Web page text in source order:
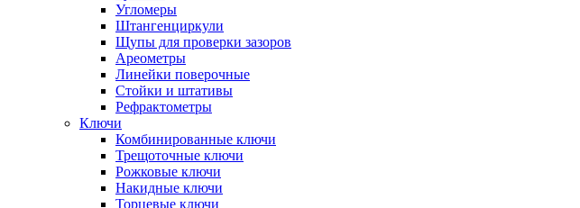
Угломеры
Штангенциркули
Щупы для проверки зазоров
Ареометры
Линейки поверочные
Стойки и штативы
Рефрактометры
Ключи
Комбинированные ключи
Трещоточные ключи
Рожковые ключи
Накидные ключи
Торцевые ключи